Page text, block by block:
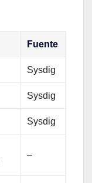
Fuente
Sysdig
Sysdig
Sysdig
–